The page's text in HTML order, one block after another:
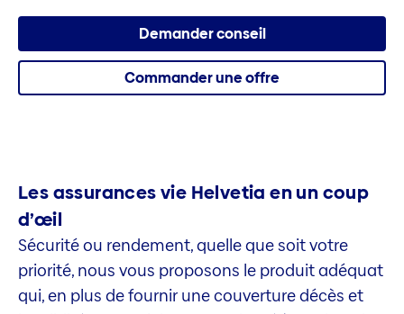
Demander conseil
Commander une offre
Les assurances vie Helvetia en un coup
d’œil
Sécurité ou rendement, quelle que soit votre
priorité, nous vous proposons le produit adéquat
qui, en plus de fournir une couverture décès et